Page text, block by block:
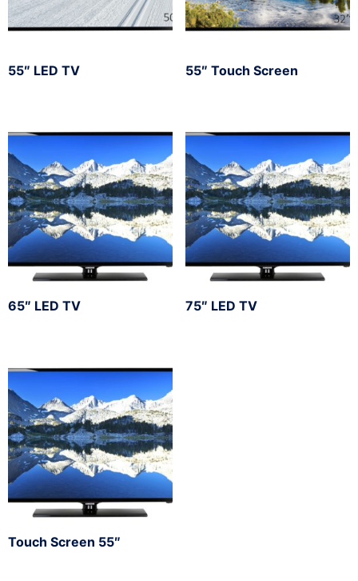
55″ LED TV 55″ Touch Screen
65″ LED TV 75″ LED TV
Touch Screen 55″